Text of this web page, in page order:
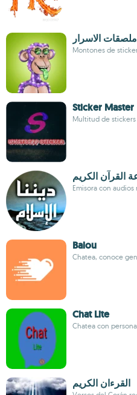
ملصقات الاسرار
Montones de
Sticker Master
Multitud de
القرآن الكريم
Emisora con
Balou
Chatea, conoce
Chat Lite
Chatea con
القرءان الكريم